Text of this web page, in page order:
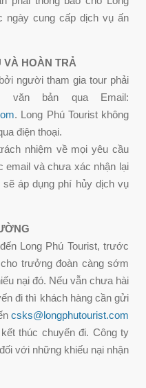
ngày cung cấp dịch vụ ấn
VÀ HOÀN TRẢ
người tham gia tour phải
bản qua Email:
. Long Phú Tourist không
điện thoại.
nhiệm về mọi yêu cầu
email và chưa xác nhận lại
áp dụng phí hủy dịch vụ
Long Phú Tourist, trước
trưởng đoàn càng sớm
nại đó. Nếu vẫn chưa hài
đi thì khách hàng cần gửi
csks@longphutourist.com
thúc chuyến đi. Công ty
với những khiếu nại nhận